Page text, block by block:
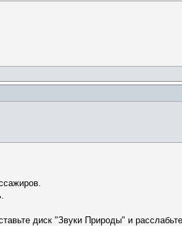
диск "Звуки Природы" и